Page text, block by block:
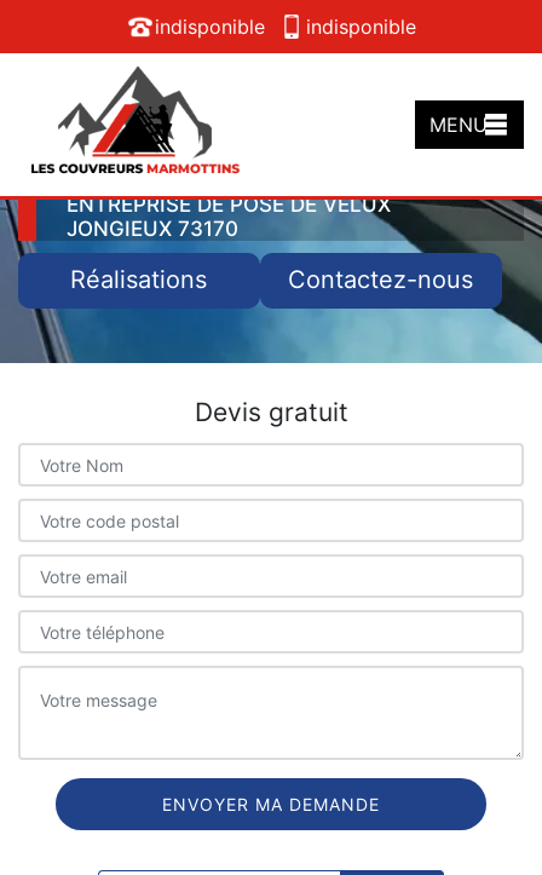
indisponible indisponible
MENU
ENTREPRISE DE POSE DE VELUX
JONGIEUX 73170
Réalisations Contactez-nous
Devis gratuit